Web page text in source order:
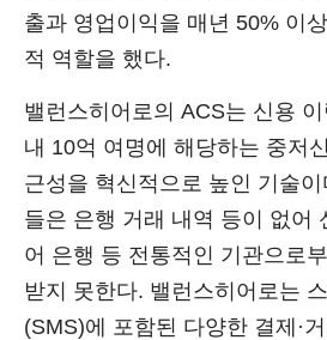
출과 영업이익을 매년 50% 이
적 역할을 했다.
밸런스히어로의 ACS는 신용
내 10억 여명에 해당하는 중저
근성을 혁신적으로 높인 기술
들은 은행 거래 내역 등이 없어
어 은행 등 전통적인 기관으로
받지 못한다. 밸런스히어로는
(SMS)에 포함된 다양한 결제·